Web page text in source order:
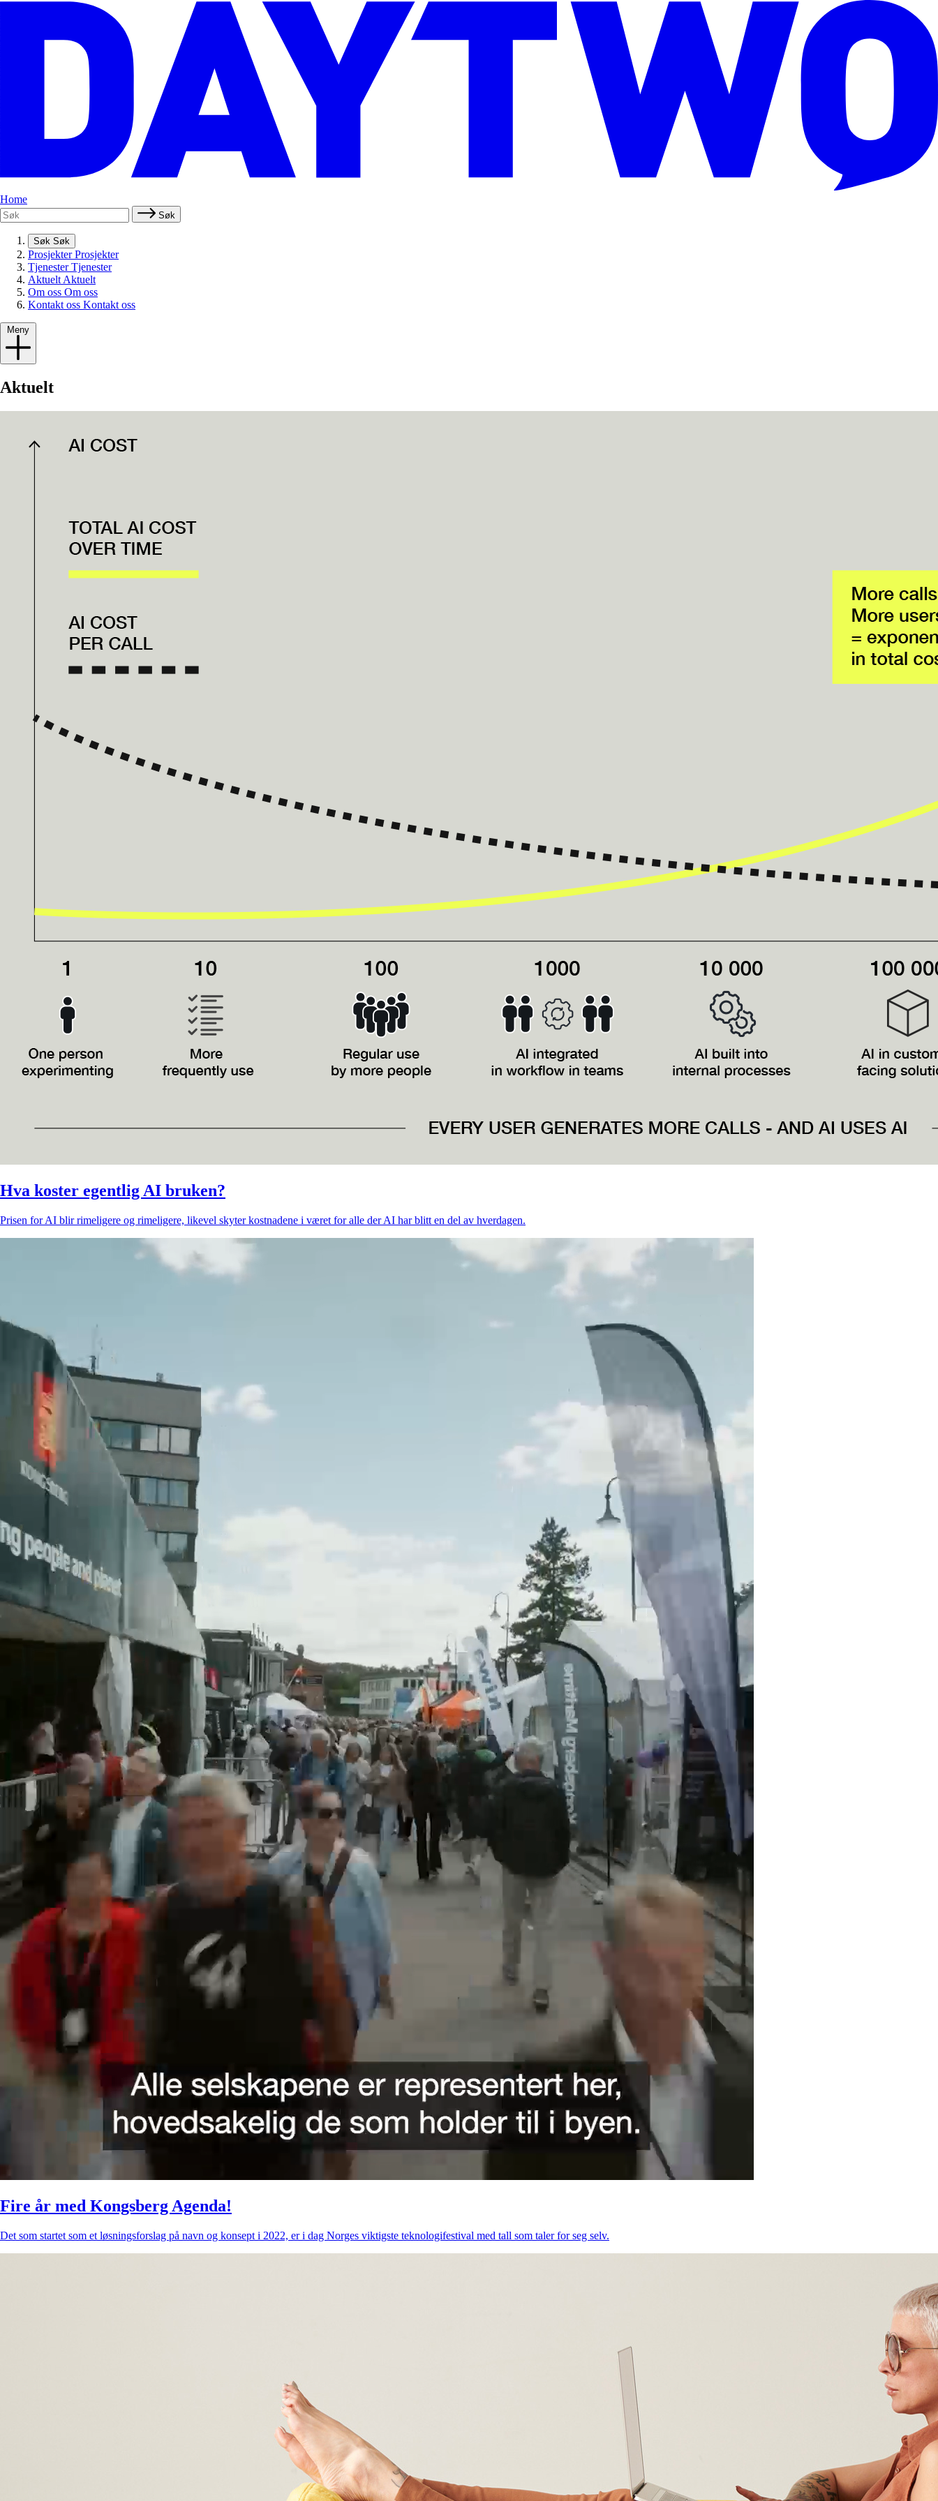
Home
Søk
Søk Søk
Prosjekter Prosjekter
Tjenester Tjenester
Aktuelt Aktuelt
Om oss Om oss
Kontakt oss Kontakt oss
Meny
Aktuelt
Hva koster egentlig AI bruken?
Prisen for AI blir rimeligere og rimeligere, likevel skyter kostnadene i været for alle der AI har blitt en del av hverdagen.
Fire år med Kongsberg Agenda!
Det som startet som et løsningsforslag på navn og konsept i 2022, er i dag Norges viktigste teknologifestival med tall som taler for seg selv.